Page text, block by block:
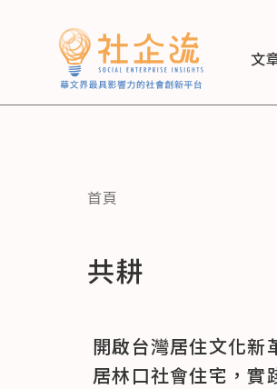
文
首頁
共耕
開啟台灣居住文化新
居林口社會住宅，實